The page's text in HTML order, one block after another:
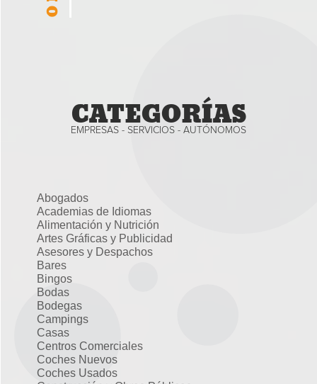
CATEGORÍAS
EMPRESAS - SERVICIOS - AUTÓNOMOS
Abogados
Academias de Idiomas
Alimentación y Nutrición
Artes Gráficas y Publicidad
Asesores y Despachos
Bares
Bingos
Bodas
Bodegas
Campings
Casas
Centros Comerciales
Coches Nuevos
Coches Usados